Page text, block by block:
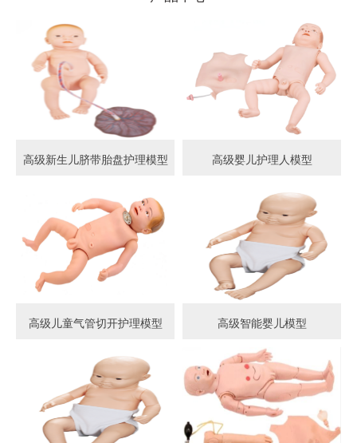
高级新生儿脐带胎盘护理模型 高级婴儿护理人模型
高级儿童气管切开护理模型 高级智能婴儿模型